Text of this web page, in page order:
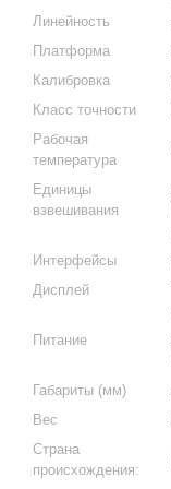
Линейность
Платформа
Калибровка
Класс точности
Рабочая
температура
Единицы
взвешивания
Интерфейсы
Дисплей
Питание
Габариты (мм)
Вес
Страна
происхождения: